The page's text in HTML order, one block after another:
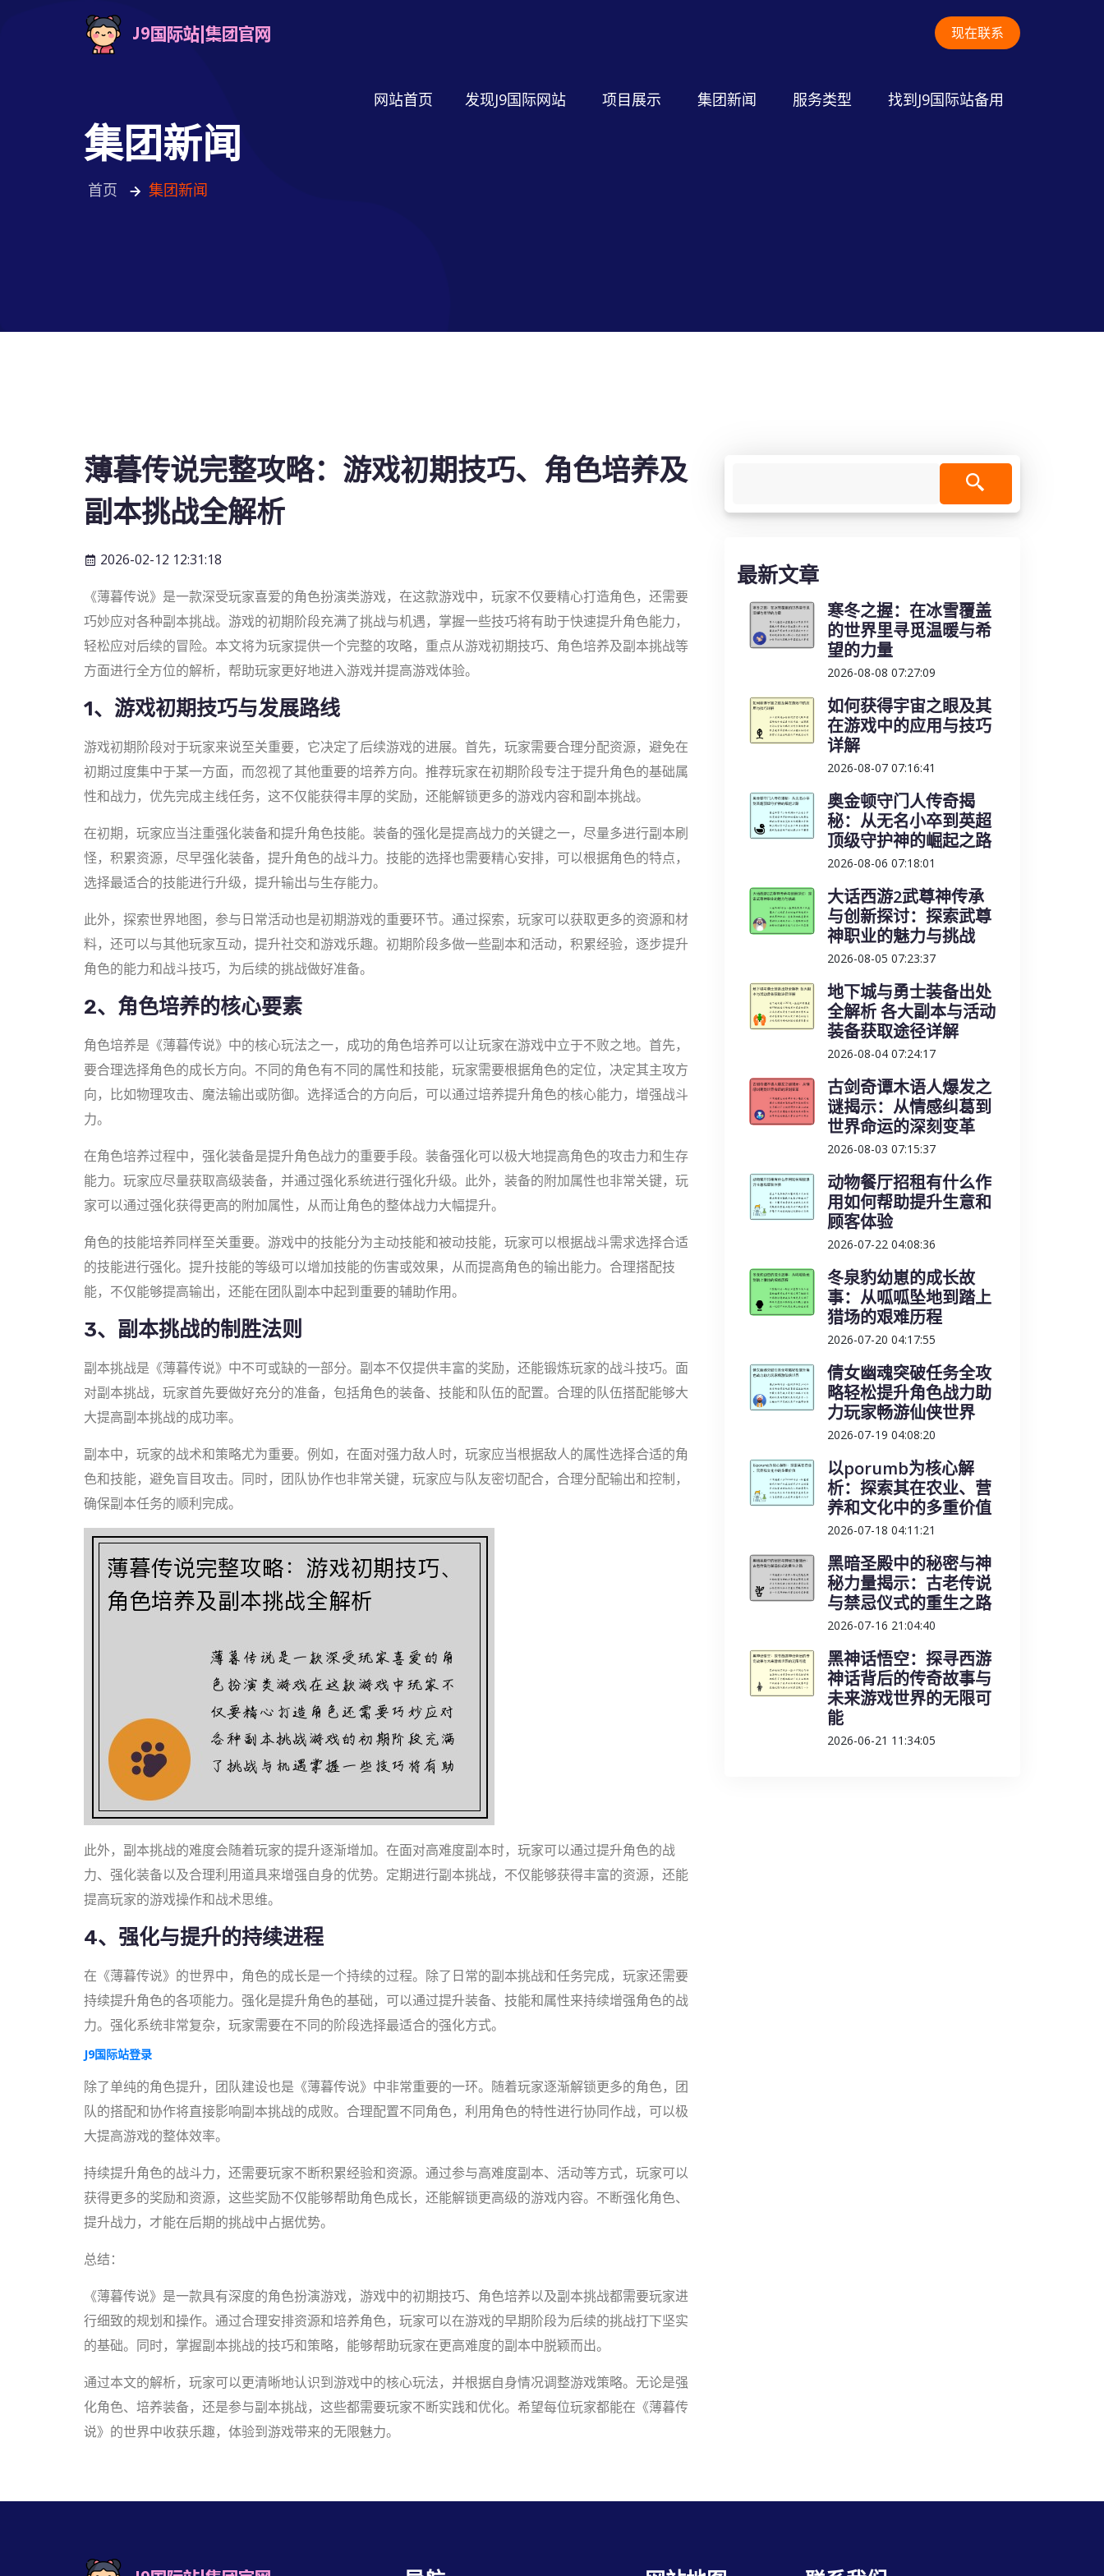
现在联系
网站首页 发现J9国际网站 项目展示 集团新闻 服务类型 找到J9国际站备用
集团新闻
首页 集团新闻
薄暮传说完整攻略：游戏初期技巧、角色培养及
副本挑战全解析
2026-02-12 12:31:18
《薄暮传说》是一款深受玩家喜爱的角色扮演类游戏，在这款游戏中，玩家不仅要精心打造角色，还需要
巧妙应对各种副本挑战。游戏的初期阶段充满了挑战与机遇，掌握一些技巧将有助于快速提升角色能力，
轻松应对后续的冒险。本文将为玩家提供一个完整的攻略，重点从游戏初期技巧、角色培养及副本挑战等
方面进行全方位的解析，帮助玩家更好地进入游戏并提高游戏体验。
1、游戏初期技巧与发展路线
游戏初期阶段对于玩家来说至关重要，它决定了后续游戏的进展。首先，玩家需要合理分配资源，避免在
初期过度集中于某一方面，而忽视了其他重要的培养方向。推荐玩家在初期阶段专注于提升角色的基础属
性和战力，优先完成主线任务，这不仅能获得丰厚的奖励，还能解锁更多的游戏内容和副本挑战。
在初期，玩家应当注重强化装备和提升角色技能。装备的强化是提高战力的关键之一，尽量多进行副本刷
怪，积累资源，尽早强化装备，提升角色的战斗力。技能的选择也需要精心安排，可以根据角色的特点，
选择最适合的技能进行升级，提升输出与生存能力。
此外，探索世界地图，参与日常活动也是初期游戏的重要环节。通过探索，玩家可以获取更多的资源和材
料，还可以与其他玩家互动，提升社交和游戏乐趣。初期阶段多做一些副本和活动，积累经验，逐步提升
角色的能力和战斗技巧，为后续的挑战做好准备。
2、角色培养的核心要素
角色培养是《薄暮传说》中的核心玩法之一，成功的角色培养可以让玩家在游戏中立于不败之地。首先，
要合理选择角色的成长方向。不同的角色有不同的属性和技能，玩家需要根据角色的定位，决定其主攻方
向，比如物理攻击、魔法输出或防御。选择适合的方向后，可以通过培养提升角色的核心能力，增强战斗
力。
在角色培养过程中，强化装备是提升角色战力的重要手段。装备强化可以极大地提高角色的攻击力和生存
能力。玩家应尽量获取高级装备，并通过强化系统进行强化升级。此外，装备的附加属性也非常关键，玩
家可以通过强化获得更高的附加属性，从而让角色的整体战力大幅提升。
角色的技能培养同样至关重要。游戏中的技能分为主动技能和被动技能，玩家可以根据战斗需求选择合适
的技能进行强化。提升技能的等级可以增加技能的伤害或效果，从而提高角色的输出能力。合理搭配技
能，不仅能够提高输出，还能在团队副本中起到重要的辅助作用。
3、副本挑战的制胜法则
副本挑战是《薄暮传说》中不可或缺的一部分。副本不仅提供丰富的奖励，还能锻炼玩家的战斗技巧。面
对副本挑战，玩家首先要做好充分的准备，包括角色的装备、技能和队伍的配置。合理的队伍搭配能够大
大提高副本挑战的成功率。
副本中，玩家的战术和策略尤为重要。例如，在面对强力敌人时，玩家应当根据敌人的属性选择合适的角
色和技能，避免盲目攻击。同时，团队协作也非常关键，玩家应与队友密切配合，合理分配输出和控制，
确保副本任务的顺利完成。
此外，副本挑战的难度会随着玩家的提升逐渐增加。在面对高难度副本时，玩家可以通过提升角色的战
力、强化装备以及合理利用道具来增强自身的优势。定期进行副本挑战，不仅能够获得丰富的资源，还能
提高玩家的游戏操作和战术思维。
4、强化与提升的持续进程
在《薄暮传说》的世界中，角色的成长是一个持续的过程。除了日常的副本挑战和任务完成，玩家还需要
持续提升角色的各项能力。强化是提升角色的基础，可以通过提升装备、技能和属性来持续增强角色的战
力。强化系统非常复杂，玩家需要在不同的阶段选择最适合的强化方式。
J9国际站登录
除了单纯的角色提升，团队建设也是《薄暮传说》中非常重要的一环。随着玩家逐渐解锁更多的角色，团
队的搭配和协作将直接影响副本挑战的成败。合理配置不同角色，利用角色的特性进行协同作战，可以极
大提高游戏的整体效率。
持续提升角色的战斗力，还需要玩家不断积累经验和资源。通过参与高难度副本、活动等方式，玩家可以
获得更多的奖励和资源，这些奖励不仅能够帮助角色成长，还能解锁更高级的游戏内容。不断强化角色、
提升战力，才能在后期的挑战中占据优势。
总结：
《薄暮传说》是一款具有深度的角色扮演游戏，游戏中的初期技巧、角色培养以及副本挑战都需要玩家进
行细致的规划和操作。通过合理安排资源和培养角色，玩家可以在游戏的早期阶段为后续的挑战打下坚实
的基础。同时，掌握副本挑战的技巧和策略，能够帮助玩家在更高难度的副本中脱颖而出。
通过本文的解析，玩家可以更清晰地认识到游戏中的核心玩法，并根据自身情况调整游戏策略。无论是强
化角色、培养装备，还是参与副本挑战，这些都需要玩家不断实践和优化。希望每位玩家都能在《薄暮传
说》的世界中收获乐趣，体验到游戏带来的无限魅力。
最新文章
寒冬之握：在冰雪覆盖
的世界里寻觅温暖与希
望的力量
2026-08-08 07:27:09
如何获得宇宙之眼及其
在游戏中的应用与技巧
详解
2026-08-07 07:16:41
奥金顿守门人传奇揭
秘：从无名小卒到英超
顶级守护神的崛起之路
2026-08-06 07:18:01
大话西游2武尊神传承
与创新探讨：探索武尊
神职业的魅力与挑战
2026-08-05 07:23:37
地下城与勇士装备出处
全解析 各大副本与活动
装备获取途径详解
2026-08-04 07:24:17
古剑奇谭木语人爆发之
谜揭示：从情感纠葛到
世界命运的深刻变革
2026-08-03 07:15:37
动物餐厅招租有什么作
用如何帮助提升生意和
顾客体验
2026-07-22 04:08:36
冬泉豹幼崽的成长故
事：从呱呱坠地到踏上
猎场的艰难历程
2026-07-20 04:17:55
倩女幽魂突破任务全攻
略轻松提升角色战力助
力玩家畅游仙侠世界
2026-07-19 04:08:20
以porumb为核心解
析：探索其在农业、营
养和文化中的多重价值
2026-07-18 04:11:21
黑暗圣殿中的秘密与神
秘力量揭示：古老传说
与禁忌仪式的重生之路
2026-07-16 21:04:40
黑神话悟空：探寻西游
神话背后的传奇故事与
未来游戏世界的无限可
能
2026-06-21 11:34:05